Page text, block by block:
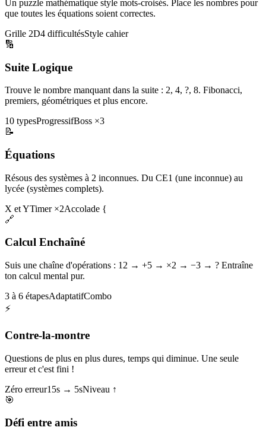
Un puzzle mathématique style mots-croisés. Place les nombres pour
que toutes les équations soient correctes.
Grille 2D4 difficultésStyle cahier
🔢
Suite Logique
Trouve le nombre manquant dans la suite : 2, 4, ?, 8. Fibonacci,
premiers, géométriques et plus encore.
10 typesProgressifBoss ×3
📝
Équations
Résous des systèmes à 2 inconnues. Du CE1 (une inconnue) au
lycée (systèmes complets).
X et YTimer ×2Accolade {
🔗
Calcul Enchaîné
Suis une chaîne d'opérations : 12 → +5 → ×2 → −3 → ? Entraîne
ton calcul mental pur.
3 à 6 étapesAdaptatifCombo
⚡
Contre-la-montre
Questions de plus en plus dures, temps qui diminue. Une seule
erreur et c'est fini !
Zéro erreur15s → 5sNiveau ↑
🎯
Défi entre amis